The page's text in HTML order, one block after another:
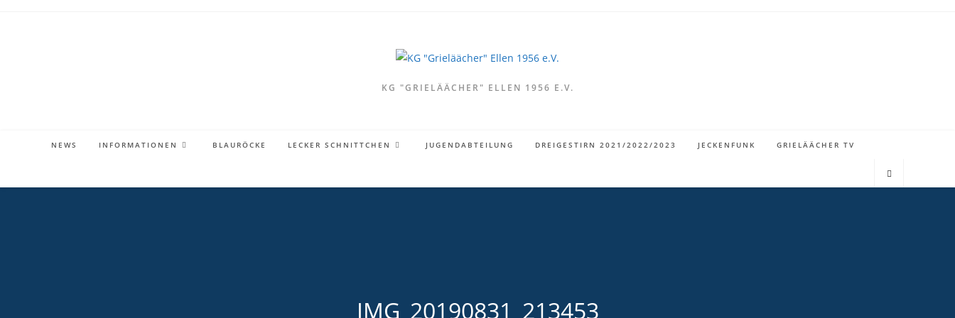
KG "GRIELÄÄCHER" ELLEN 1956 E.V.
NEWS INFORMATIONEN BLAURÖCKE LECKER SCHNITTCHEN JUGENDABTEILUNG DREIGESTIRN 2021/2022/2023 JECKENFUNK GRIELÄÄCHER TV
IMG_20190831_213453